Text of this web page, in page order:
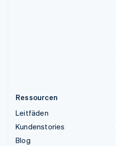
Ressourcen
Leitfäden
Kundenstories
Blog